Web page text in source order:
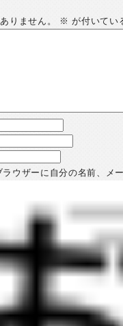
りません。
※ が付いてい
ウザーに自分の名前、メ